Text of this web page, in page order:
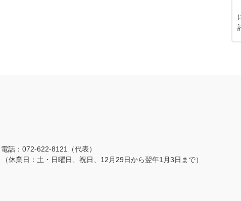
電話：072-622-8121（代表）
（休業日：土・日曜日、祝日、12月29日から翌年1月3日まで）